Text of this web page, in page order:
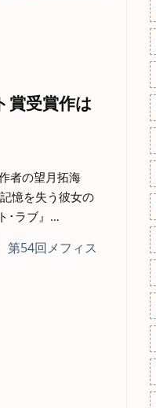
賞受賞作は
者の望月拓海
憶を失う彼女の
･ラブ』…